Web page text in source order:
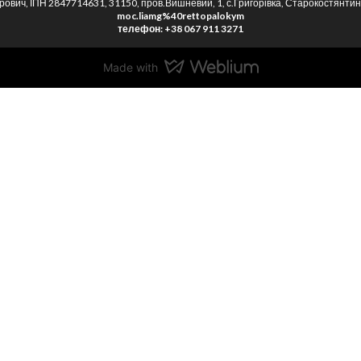
ІПН 2847714631, 31150, пров.Вишневий, 1, с.Григорівка,
moc.liamg%40rettopalokym
телефон: +38 067 911 3271
Made with